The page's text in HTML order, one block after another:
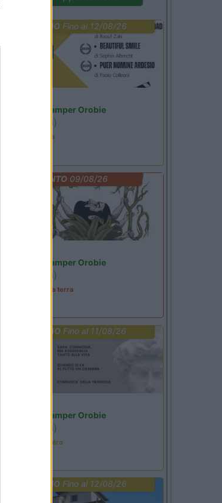
PROMO Fino al 12/08/26
Area Sosta Camper Orobie
(BG)
Estate in cineteca
EVENTO09/08/26
Area Sosta Camper Orobie
(BG)
A levar l'ombra da terra
PROMO Fino al 11/08/26
Area Sosta Camper Orobie
(BG)
Incontri con il teatro
PROMO Fino al 12/08/26